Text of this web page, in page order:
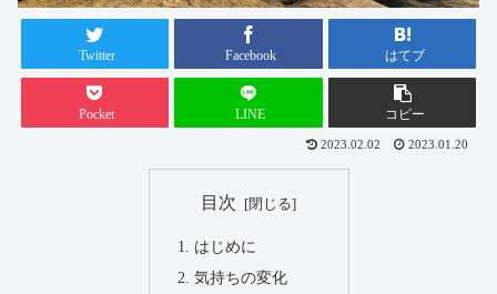
Twitter Facebook はてブ
Pocket LINE コピー
2023.02.02 2023.01.20
目次
はじめに
気持ちの変化